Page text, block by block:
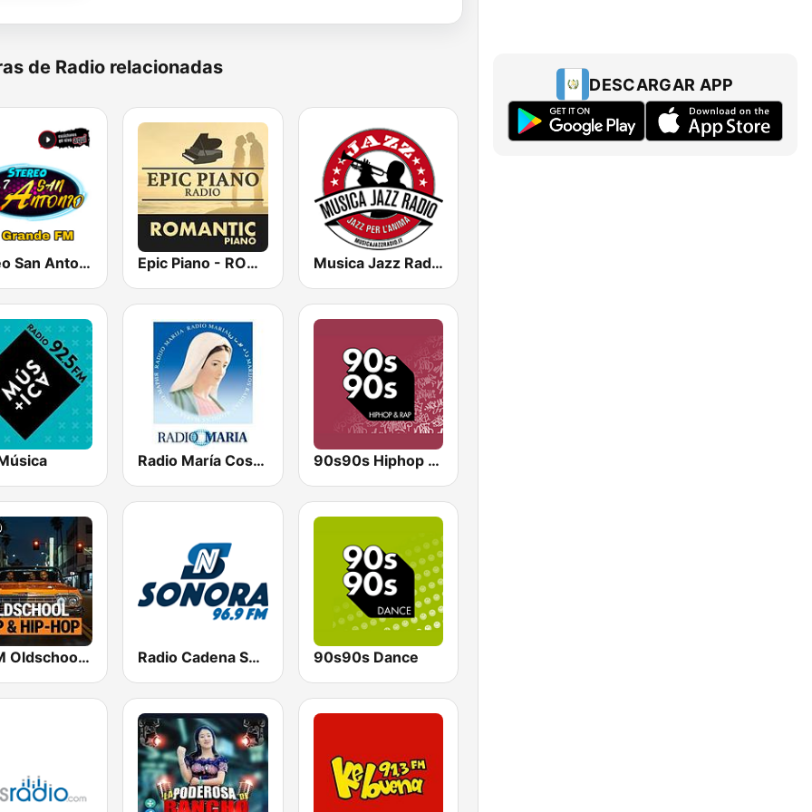
de Radio relacionadas
Stereo San Antonio FM Epic Piano - ROMANTIC PIANO Musica Jazz Radio
Radio María Costa Rica 90s90s Hiphop & Rap
bigFM Oldschool Rap & Hip-Hop Radio Cadena Sonora 90s90s Dance
DESCARGAR APP